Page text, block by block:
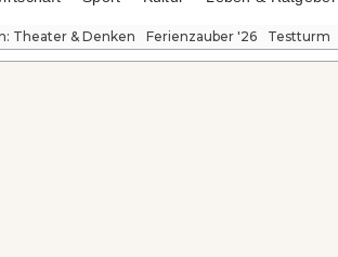
Theater & Denken Ferienzauber '26 Testturm